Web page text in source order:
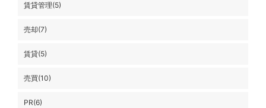
賃貸管理(5)
売却(7)
賃貸(5)
売買(10)
PR(6)